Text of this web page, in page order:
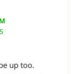
up too.